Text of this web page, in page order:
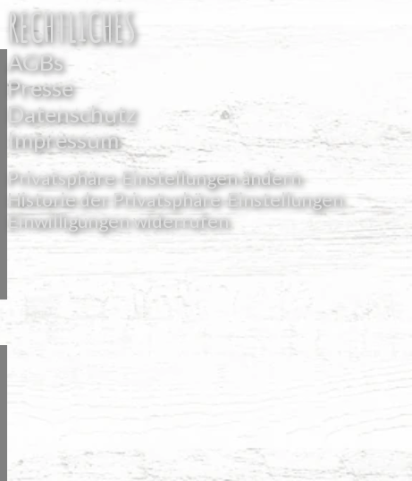
RECHTLICHES
AGBs
Presse
Datenschutz
Impressum
Privatsphäre-Einstellungen ändern
Historie der Privatsphäre-Einstellungen
Einwilligungen widerrufen